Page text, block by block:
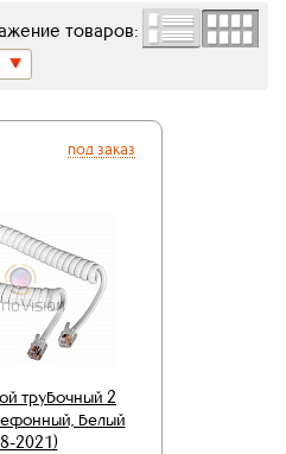
товаров:
под заказ
трубочный 2
белый
2021)